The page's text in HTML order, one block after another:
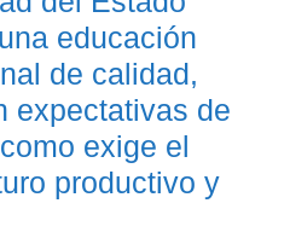
educación
de calidad,
expectativas de
exige el
productivo y